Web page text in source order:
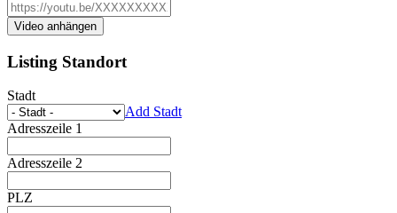
Listing Standort
Stadt
Add Stadt
Adresszeile 1
Adresszeile 2
PLZ